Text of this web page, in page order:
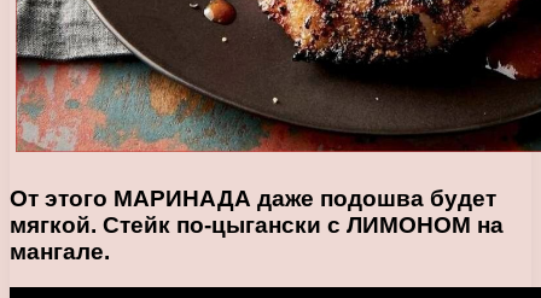
От этого МАРИНАДА даже подошва будет
мягкой. Стейк по-цыгански с ЛИМОНОМ на
мангале.